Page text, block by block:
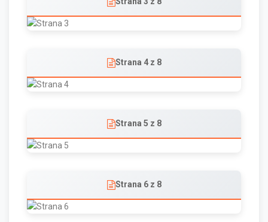
Strana 4 z 8
Strana 5 z 8
Strana 6 z 8